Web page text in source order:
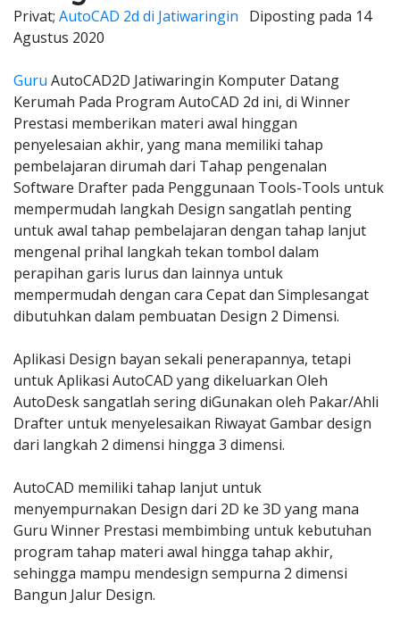
Privat; AutoCAD 2d di Jatiwaringin Diposting pada 14
Agustus 2020
Guru AutoCAD2D Jatiwaringin Komputer Datang
Kerumah Pada Program AutoCAD 2d ini, di Winner
Prestasi memberikan materi awal hinggan
penyelesaian akhir, yang mana memiliki tahap
pembelajaran dirumah dari Tahap pengenalan
Software Drafter pada Penggunaan Tools-Tools untuk
mempermudah langkah Design sangatlah penting
untuk awal tahap pembelajaran dengan tahap lanjut
mengenal prihal langkah tekan tombol dalam
perapihan garis lurus dan lainnya untuk
mempermudah dengan cara Cepat dan Simplesangat
dibutuhkan dalam pembuatan Design 2 Dimensi.
Aplikasi Design bayan sekali penerapannya, tetapi
untuk Aplikasi AutoCAD yang dikeluarkan Oleh
AutoDesk sangatlah sering diGunakan oleh Pakar/Ahli
Drafter untuk menyelesaikan Riwayat Gambar design
dari langkah 2 dimensi hingga 3 dimensi.
AutoCAD memiliki tahap lanjut untuk
menyempurnakan Design dari 2D ke 3D yang mana
Guru Winner Prestasi membimbing untuk kebutuhan
program tahap materi awal hingga tahap akhir,
sehingga mampu mendesign sempurna 2 dimensi
Bangun Jalur Design.